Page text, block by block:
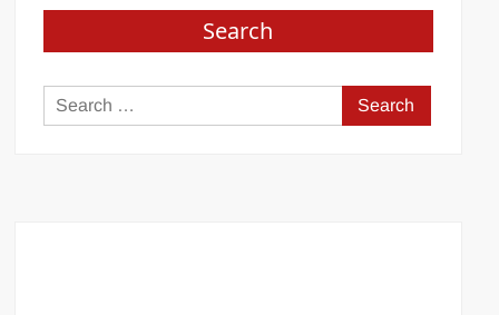
Search
Search
for: